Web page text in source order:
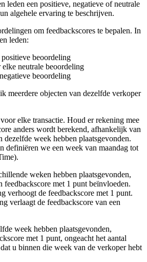
leden een positieve, negatieve of neutrale
algehele ervaring te beschrijven.
om feedbackscores te bepalen. In
leden:
beoordeling
neutrale beoordeling
beoordeling
meerdere objecten van dezelfde verkoper
elke transactie. Houd er rekening mee
anders wordt berekend, afhankelijk van
week hebben plaatsgevonden.
definiëren we een week van maandag tot
weken hebben plaatsgevonden,
feedbackscore met 1 punt beïnvloeden.
verhoogt de feedbackscore met 1 punt.
verlaagt de feedbackscore van een
week hebben plaatsgevonden,
met 1 punt, ongeacht het aantal
u binnen die week van de verkoper hebt